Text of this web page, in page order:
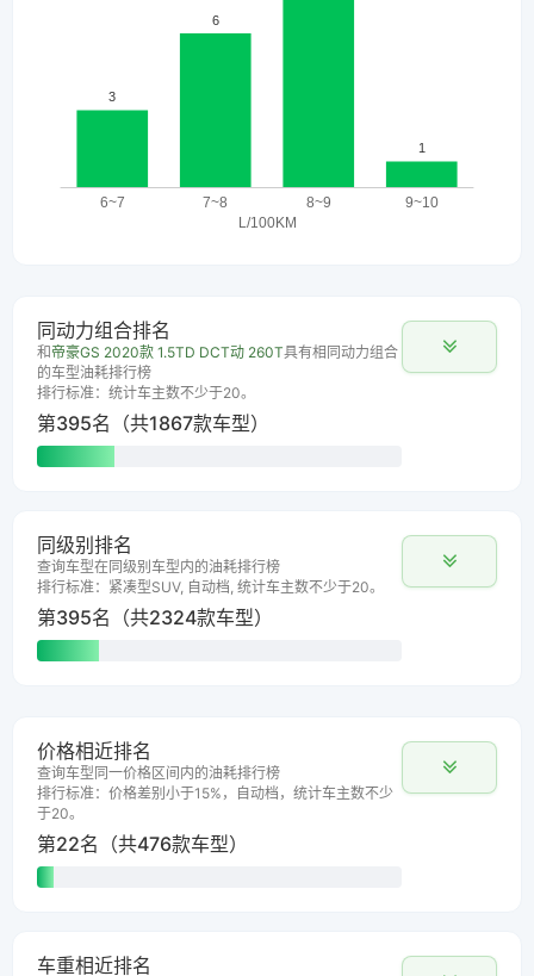
同动力组合排名
和 帝豪GS 2020款 1.5TD DCT动 260T具有相同动力组合
的车型油耗排行榜
排行标准：统计车主数不少于20。
第395名（共1867款车型）
同级别排名
查询车型在同级别车型内的油耗排行榜
排行标准：紧凑型SUV, 自动档, 统计车主数不少于20。
第395名（共2324款车型）
价格相近排名
查询车型同一价格区间内的油耗排行榜
排行标准：价格差别小于15%，自动档，统计车主数不少
于20。
第22名（共476款车型）
车重相近排名